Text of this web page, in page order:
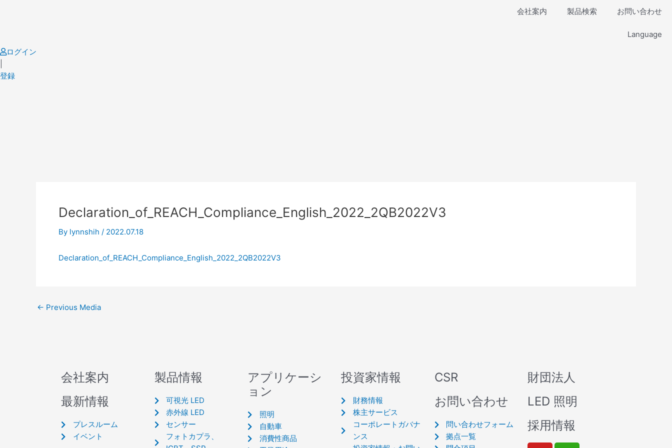
会社案内 製品検索 お問い合わせ
Language
ログイン
登録
Declaration_of_REACH_Compliance_English_2022_2QB2022V3
By lynnshih / 2022.07.18
Declaration_of_REACH_Compliance_English_2022_2QB2022V3
← Previous Media
会社案内
最新情報
プレスルーム
イベント
製品情報
可視光 LED
赤外線 LED
センサー
フォトカプラ、
アプリケーシ
ョン
照明
自動車
消費性商品
投資家情報
財務情報
株主サービス
コーポレートガバナ
ンス
CSR
お問い合わせ
問い合わせフォーム
拠点一覧
財団法人
LED 照明
採用情報